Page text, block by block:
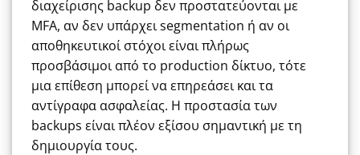
διαχείρισης backup δεν προστατεύονται με
MFA, αν δεν υπάρχει segmentation ή αν οι
αποθηκευτικοί στόχοι είναι πλήρως
προσβάσιμοι από το production δίκτυο, τότε
μια επίθεση μπορεί να επηρεάσει και τα
αντίγραφα ασφαλείας. Η προστασία των
backups είναι πλέον εξίσου σημαντική με τη
δημιουργία τους.